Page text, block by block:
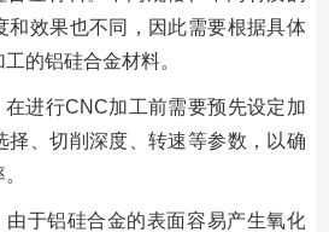
和效果也不同，因此需要根据具体
的铝硅合金材料。
在进行CNC加工前需要预先设定加
择、切削深度、转速等参数，以确
由于铝硅合金的表面容易产生氧化